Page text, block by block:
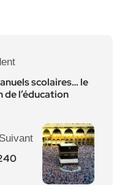
scolaires… le
l’éducation